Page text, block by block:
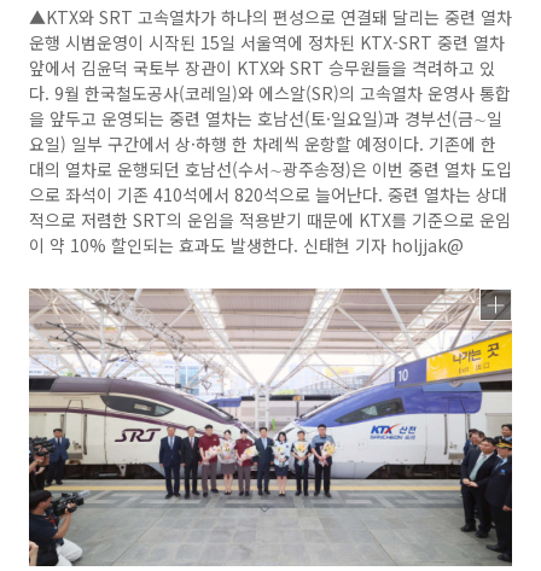
▲KTX와 SRT 고속열차가 하나의 편성으로 연결돼 달리는 중련 열차
운행 시범운영이 시작된 15일 서울역에 정차된 KTX-SRT 중련 열차
앞에서 김윤덕 국토부 장관이 KTX와 SRT 승무원들을 격려하고 있
다. 9월 한국철도공사(코레일)와 에스알(SR)의 고속열차 운영사 통합
을 앞두고 운영되는 중련 열차는 호남선(토·일요일)과 경부선(금∼일
요일) 일부 구간에서 상·하행 한 차례씩 운항할 예정이다. 기존에 한
대의 열차로 운행되던 호남선(수서∼광주송정)은 이번 중련 열차 도입
으로 좌석이 기존 410석에서 820석으로 늘어난다. 중련 열차는 상대
적으로 저렴한 SRT의 운임을 적용받기 때문에 KTX를 기준으로 운임
이 약 10% 할인되는 효과도 발생한다. 신태현 기자 holjjak@